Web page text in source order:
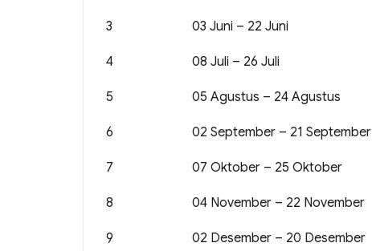
3 03 Juni – 22 Juni
4 08 Juli – 26 Juli
5 05 Agustus – 24 Agustus
6 02 September – 21 September
7 07 Oktober – 25 Oktober
8 04 November – 22 November
9 02 Desember – 20 Desember